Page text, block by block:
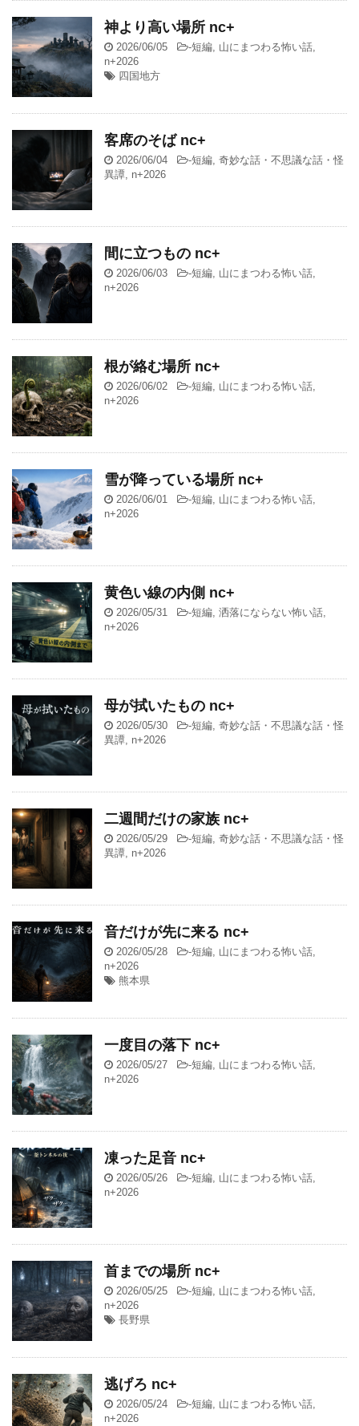
神より高い場所 nc+
2026/06/05 -短編, 山にまつわる怖い話,
n+2026
四国地方
客席のそば nc+
2026/06/04 -短編, 奇妙な話・不思議な話・怪
異譚, n+2026
間に立つもの nc+
2026/06/03 -短編, 山にまつわる怖い話,
n+2026
根が絡む場所 nc+
2026/06/02 -短編, 山にまつわる怖い話,
n+2026
雪が降っている場所 nc+
2026/06/01 -短編, 山にまつわる怖い話,
n+2026
黄色い線の内側 nc+
2026/05/31 -短編, 洒落にならない怖い話,
n+2026
母が拭いたもの nc+
2026/05/30 -短編, 奇妙な話・不思議な話・怪
異譚, n+2026
二週間だけの家族 nc+
2026/05/29 -短編, 奇妙な話・不思議な話・怪
異譚, n+2026
音だけが先に来る nc+
2026/05/28 -短編, 山にまつわる怖い話,
n+2026
熊本県
一度目の落下 nc+
2026/05/27 -短編, 山にまつわる怖い話,
n+2026
凍った足音 nc+
2026/05/26 -短編, 山にまつわる怖い話,
n+2026
首までの場所 nc+
2026/05/25 -短編, 山にまつわる怖い話,
n+2026
長野県
逃げろ nc+
2026/05/24 -短編, 山にまつわる怖い話,
n+2026